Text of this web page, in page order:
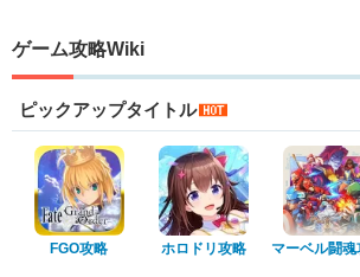
ゲーム攻略Wiki
ピックアップタイトル
FGO攻略 ホロドリ攻略 マーベル闘魂